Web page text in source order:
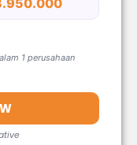
1 perusahaan